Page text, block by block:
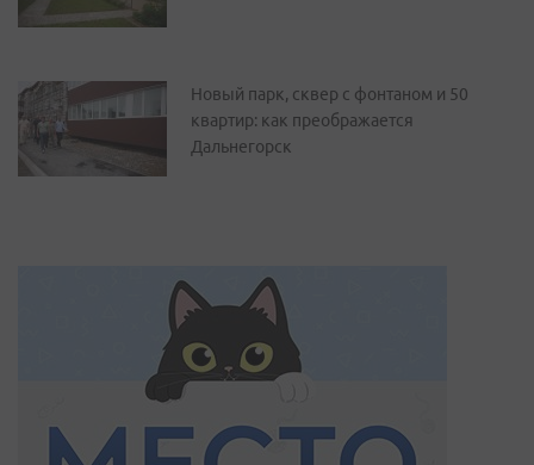
Новый парк, сквер с фонтаном и 50
квартир: как преображается
Дальнегорск